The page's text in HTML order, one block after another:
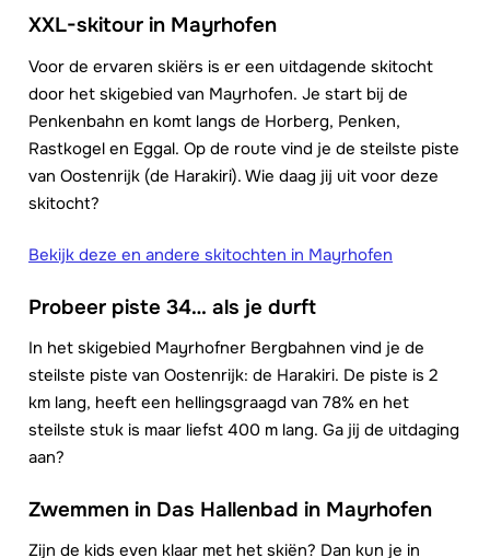
XXL-skitour in Mayrhofen
Voor de ervaren skiërs is er een uitdagende skitocht
door het skigebied van Mayrhofen. Je start bij de
Penkenbahn en komt langs de Horberg, Penken,
Rastkogel en Eggal. Op de route vind je de steilste piste
van Oostenrijk (de Harakiri). Wie daag jij uit voor deze
skitocht?
Bekijk deze en andere skitochten in Mayrhofen
Probeer piste 34… als je durft
In het skigebied Mayrhofner Bergbahnen vind je de
steilste piste van Oostenrijk: de Harakiri. De piste is 2
km lang, heeft een hellingsgraagd van 78% en het
steilste stuk is maar liefst 400 m lang. Ga jij de uitdaging
aan?
Zwemmen in Das Hallenbad in Mayrhofen
Zijn de kids even klaar met het skiën? Dan kun je in